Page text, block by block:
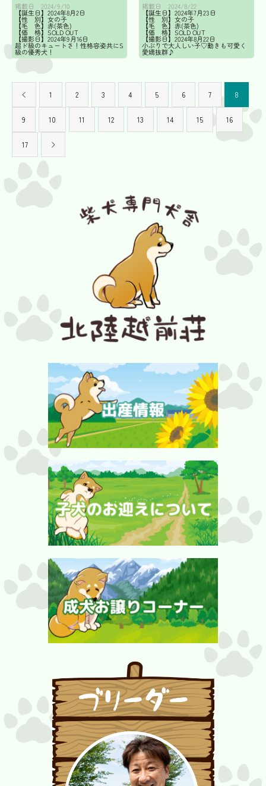
掲載日2024/9/10
【誕生日】2024年8月2日
【性 別】女の子
【毛 色】赤(茶色)
【価 格】SOLD OUT
【撮影日】2024年9月16日
超ド級のキュートさ！性格容姿共にS
級の優秀犬！
掲載日2024/8/22
【誕生日】2024年7月23日
【性 別】女の子
【毛 色】赤(茶色)
【価 格】SOLD OUT
【撮影日】2024年8月22日
小ぶりで大人しい子♡動きも可愛く
愛嬌抜群♪
1 2 3 4 5 6 7 8
9 10 11 12 13 14 15 16
17